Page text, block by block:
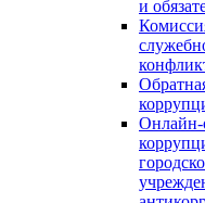
и
Онлайн-